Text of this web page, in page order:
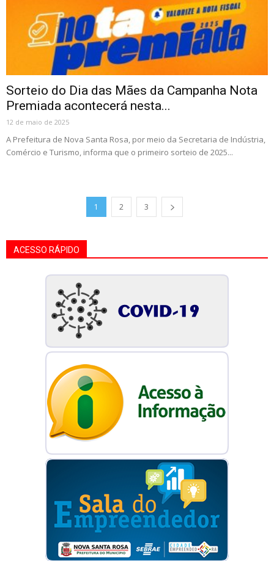
Sorteio do Dia das Mães da Campanha Nota
Premiada acontecerá nesta...
12 de maio de 2025
A Prefeitura de Nova Santa Rosa, por meio da Secretaria de Indústria,
Comércio e Turismo, informa que o primeiro sorteio de 2025...
1 2 3
ACESSO RÁPIDO